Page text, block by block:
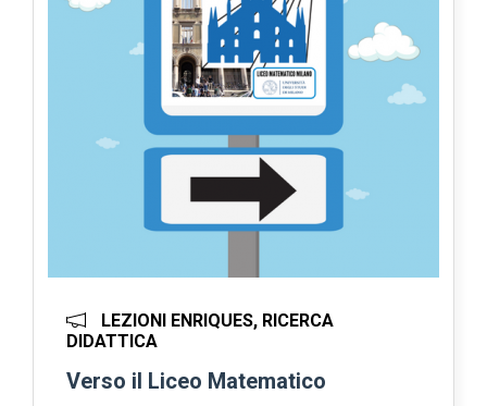
LEZIONI ENRIQUES, RICERCA
DIDATTICA
Verso il Liceo Matematico